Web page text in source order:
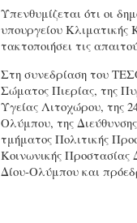
Υπενθυμίζεται ότι οι
υπουργείου Κλιματικής
τακτοποιήσει τις
Στη συνεδρίαση του
Σώματος Πιερίας, της
Υγείας Λιτοχώρου, της
Ολύμπου, της
τμήματος Πολιτικής
Κοινωνικής
Δίου-Ολύμπου και